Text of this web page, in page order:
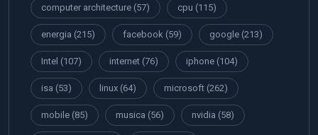
computer architecture (57) cpu (115)
energia (215) facebook (59) google (213)
Intel (107) internet (76) iphone (104)
isa (53) linux (64) microsoft (262)
mobile (85) musica (56) nvidia (58)